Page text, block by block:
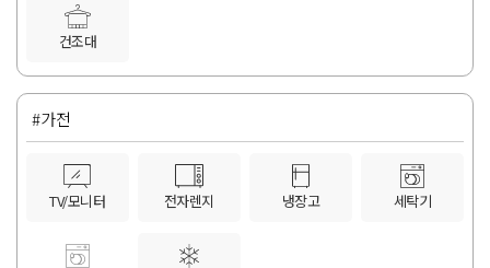
건조대
#가전
TV/모니터 전자렌지 냉장고 세탁기